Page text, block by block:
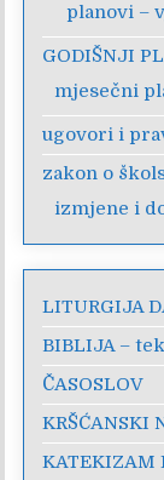
planovi –
GODIŠNJI
mjesečni
ugovori i
zakon o
izmjene i
LITURGIJA
BIBLIJA –
ČASOSLOV
KRŠĆANSKI
KATEKIZAM